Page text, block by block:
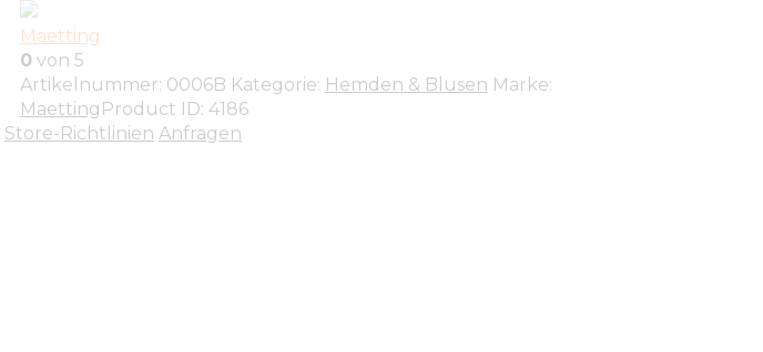
Maetting
0von 5
Artikelnummer: 0006B Kategorie: Hemden & Blusen Marke:
Maetting Product ID: 4186
Store-Richtlinien Anfragen